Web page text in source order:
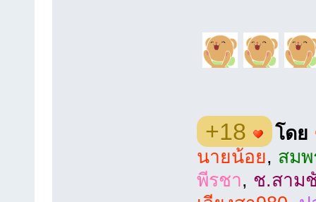
+18 โดย
นายน้อย, สมพ
พีรชา, ช.สาม